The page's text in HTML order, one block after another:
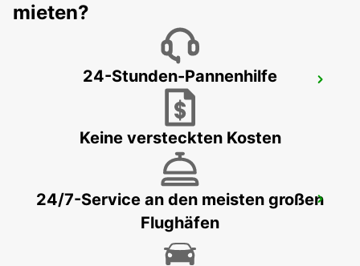
KALMAR FLGHF
NORRKOPING - IKC
NORRKOPING - SWEDEN
mieten?
24-Stunden-Pannenhilfe
Keine versteckten Kosten
24/7-Service an den meisten großen
Flughäfen